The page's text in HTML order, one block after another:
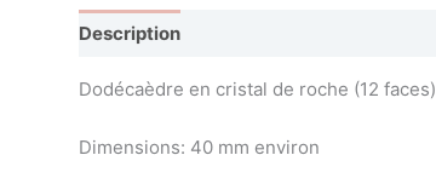
Description
Dodécaèdre en cristal de roche (12 faces)
Dimensions: 40 mm environ